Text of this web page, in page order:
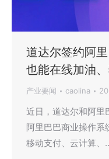
道达尔签约阿
也能在线加油
产业要闻 caolina
近日，道达尔和阿里
阿里巴巴商业操作系
移动支付、云计算、